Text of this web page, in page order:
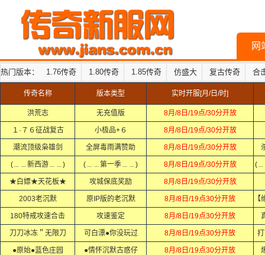
网
热门版本： 1.76传奇 1.80传奇 1.85传奇 仿盛大 复古传奇 合
传奇名称 版本类型 实时开服[月/日/时]
洪荒志 无充值版 8月/8日/19点/30分开放
１·７６征战复古 小极品+６ 8月/8日/19点/30分开放
潮流顶级枭雄剑 全屏毒雨满赞助 8月/8日/19点/30分开放
(﹍﹍新西游﹍﹍) (﹍﹍第一季﹍﹍) 8月/8日/19点/30分开放
★白嫖★天花板★ 攻城保底奖励 8月/8日/19点/30分开放
2003老沉默 原IP版的老沉默 8月/8日/19点30分开放
180特戒攻速合击 攻速鉴定 8月/8日/19点30分开放
刀刀冰冻＂无限刀 可白漂●你没玩过 8月/8日/19点30分开放
●原始●蓝色庄园 ●情怀沉默古惑仔 8月/8日/19点30分开放